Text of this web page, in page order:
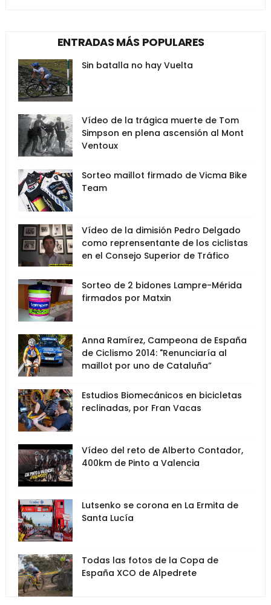
ENTRADAS MÁS POPULARES
Sin batalla no hay Vuelta
Vídeo de la trágica muerte de Tom
Simpson en plena ascensión al Mont
Ventoux
Sorteo maillot firmado de Vicma Bike
Team
Vídeo de la dimisión Pedro Delgado
como reprensentante de los ciclistas
en el Consejo Superior de Tráfico
Sorteo de 2 bidones Lampre-Mérida
firmados por Matxin
Anna Ramírez, Campeona de España
de Ciclismo 2014: "Renunciaría al
maillot por uno de Cataluña”
Estudios Biomecánicos en bicicletas
reclinadas, por Fran Vacas
Vídeo del reto de Alberto Contador,
400km de Pinto a Valencia
Lutsenko se corona en La Ermita de
Santa Lucía
Todas las fotos de la Copa de
España XCO de Alpedrete